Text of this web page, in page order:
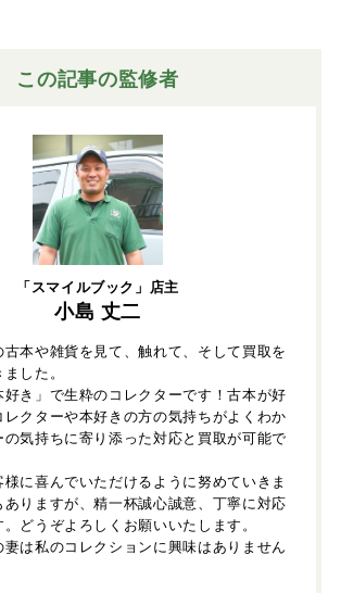
この記事の監修者
「スマイルブック」店主
小島 丈二
古本や雑貨を見て、触れて、そして買取を
した。
き」で生粋のコレクターです！古本が好
レクターや本好きの方の気持ちがよくわか
の気持ちに寄り添った対応と買取が可能で
様に喜んでいただけるように努めていきま
りますが、精一杯誠心誠意、丁寧に対応
どうぞよろしくお願いいたします。
は私のコレクションに興味はありません